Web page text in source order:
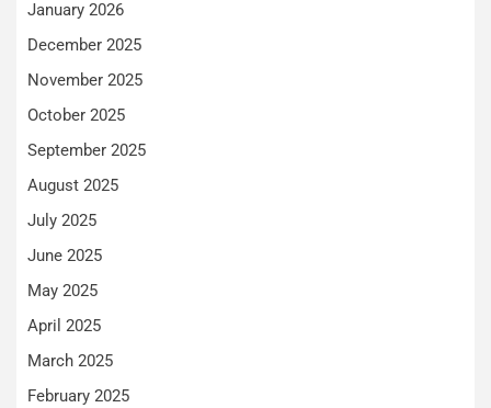
January 2026
December 2025
November 2025
October 2025
September 2025
August 2025
July 2025
June 2025
May 2025
April 2025
March 2025
February 2025